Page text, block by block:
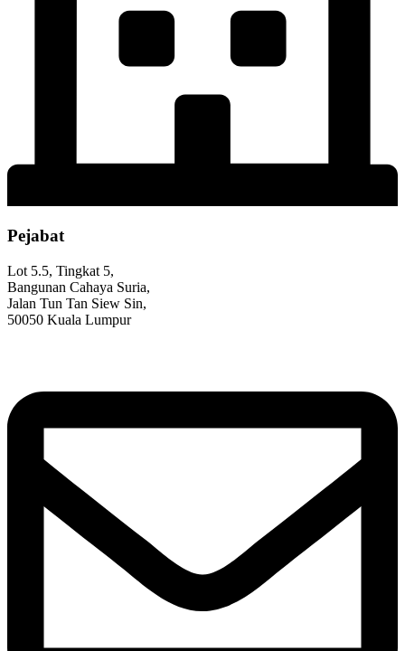
Pejabat
Lot 5.5, Tingkat 5,
Bangunan Cahaya Suria,
Jalan Tun Tan Siew Sin,
50050 Kuala Lumpur